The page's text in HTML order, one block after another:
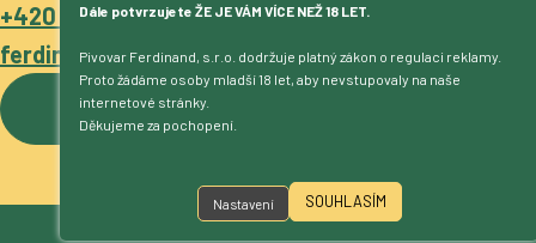
Dále potvrzujete ŽE JE VÁM VÍCE NEŽ 18 LET.
Pivovar Ferdinand, s.r.o. dodržuje platný zákon o regulaci reklamy.
Proto žádáme osoby mladší 18 let, aby nevstupovaly na naše
internetové stránky.
Děkujeme za pochopení.
Nastavení SOUHLASÍM
+420 317 722 511
ferdinand@pivovarferdinand.cz
Více o pivovaru